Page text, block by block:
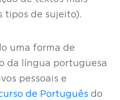
tipos de sujeito).
uma forma de
da língua portuguesa
pessoais e
de Português do